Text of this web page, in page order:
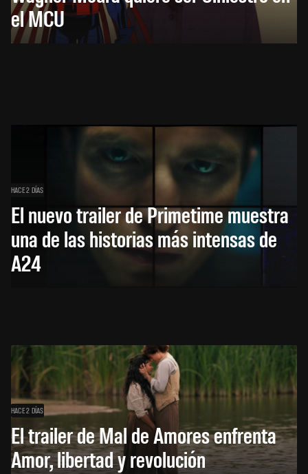
el MCU
HACE 2 DÍAS
El nuevo trailer de Primetime muestra
una de las historias más intensas de
A24
HACE 2 DÍAS
El trailer de Mal de Amores enfrenta
Amor, libertad y revolución